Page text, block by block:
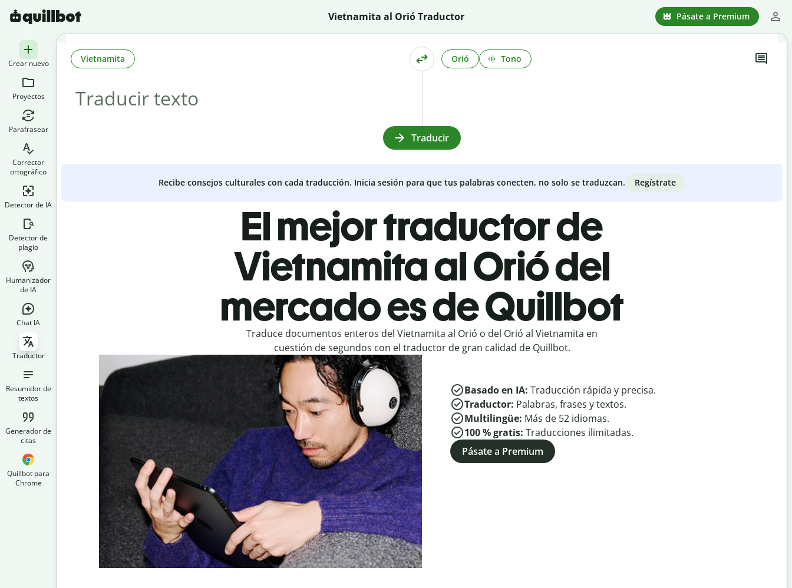
Vietnamita al Orió Traductor Pásate a Premium
Crear nuevo
Proyectos
Parafrasear
Corrector
ortográfico
Detector de IA
Detector de
plagio
Humanizador
de IA
Chat IA
Traductor
Resumidor de
textos
Generador de
citas
Quillbot para
Chrome
Vietnamita Orió Tono
Traducir
Recibe consejos culturales con cada traducción. Inicia sesión para que tus palabras conecten, no solo se traduzcan. Regístrate
El mejor traductor de
Vietnamita al Orió del
mercado es de Quillbot
Traduce documentos enteros del Vietnamita al Orió o del Orió al Vietnamita en
cuestión de segundos con el traductor de gran calidad de Quillbot.
Basado en IA: Traducción rápida y precisa.
Traductor: Palabras, frases y textos.
Multilingüe: Más de 52 idiomas.
100 % gratis: Traducciones ilimitadas.
Pásate a Premium